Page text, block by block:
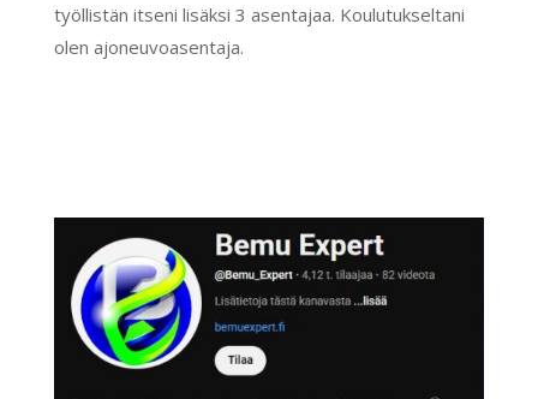
työllistän itseni lisäksi 3 asentajaa. Koulutukseltani
olen ajoneuvoasentaja.